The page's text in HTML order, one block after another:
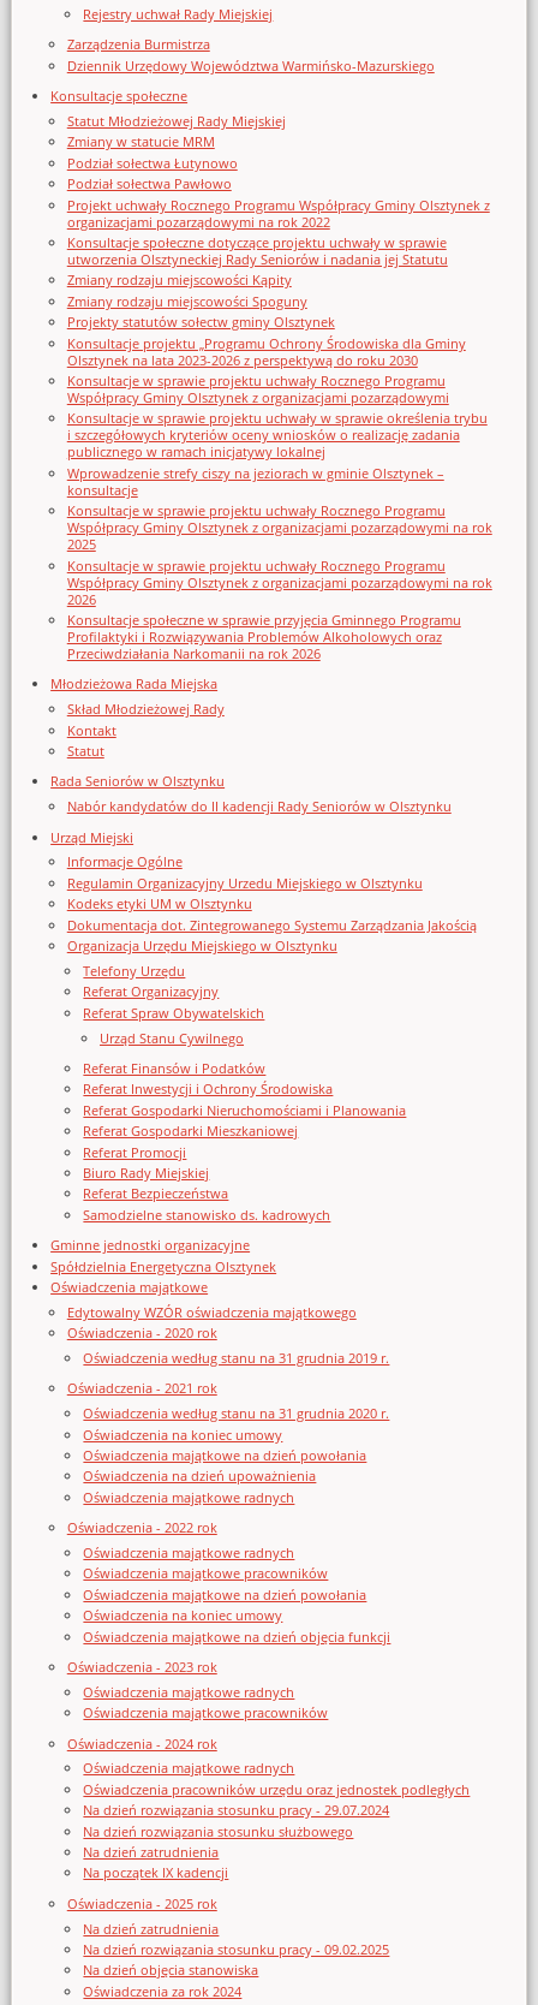
Rejestry uchwał Rady Miejskiej
Zarządzenia Burmistrza
Dziennik Urzędowy Województwa Warmińsko-Mazurskiego
Konsultacje społeczne
Statut Młodzieżowej Rady Miejskiej
Zmiany w statucie MRM
Podział sołectwa Łutynowo
Podział sołectwa Pawłowo
Projekt uchwały Rocznego Programu Współpracy Gminy Olsztynek z
organizacjami pozarządowymi na rok 2022
Konsultacje społeczne dotyczące projektu uchwały w sprawie
utworzenia Olsztyneckiej Rady Seniorów i nadania jej Statutu
Zmiany rodzaju miejscowości Kąpity
Zmiany rodzaju miejscowości Spoguny
Projekty statutów sołectw gminy Olsztynek
Konsultacje projektu „Programu Ochrony Środowiska dla Gminy
Olsztynek na lata 2023-2026 z perspektywą do roku 2030
Konsultacje w sprawie projektu uchwały Rocznego Programu
Współpracy Gminy Olsztynek z organizacjami pozarządowymi
Konsultacje w sprawie projektu uchwały w sprawie określenia trybu
i szczegółowych kryteriów oceny wniosków o realizację zadania
publicznego w ramach inicjatywy lokalnej
Wprowadzenie strefy ciszy na jeziorach w gminie Olsztynek –
konsultacje
Konsultacje w sprawie projektu uchwały Rocznego Programu
Współpracy Gminy Olsztynek z organizacjami pozarządowymi na rok
2025
Konsultacje w sprawie projektu uchwały Rocznego Programu
Współpracy Gminy Olsztynek z organizacjami pozarządowymi na rok
2026
Konsultacje społeczne w sprawie przyjęcia Gminnego Programu
Profilaktyki i Rozwiązywania Problemów Alkoholowych oraz
Przeciwdziałania Narkomanii na rok 2026
Młodzieżowa Rada Miejska
Skład Młodzieżowej Rady
Kontakt
Statut
Rada Seniorów w Olsztynku
Nabór kandydatów do II kadencji Rady Seniorów w Olsztynku
Urząd Miejski
Informacje Ogólne
Regulamin Organizacyjny Urzedu Miejskiego w Olsztynku
Kodeks etyki UM w Olsztynku
Dokumentacja dot. Zintegrowanego Systemu Zarządzania Jakością
Organizacja Urzędu Miejskiego w Olsztynku
Telefony Urzędu
Referat Organizacyjny
Referat Spraw Obywatelskich
Urząd Stanu Cywilnego
Referat Finansów i Podatków
Referat Inwestycji i Ochrony Środowiska
Referat Gospodarki Nieruchomościami i Planowania
Referat Gospodarki Mieszkaniowej
Referat Promocji
Biuro Rady Miejskiej
Referat Bezpieczeństwa
Samodzielne stanowisko ds. kadrowych
Gminne jednostki organizacyjne
Spółdzielnia Energetyczna Olsztynek
Oświadczenia majątkowe
Edytowalny WZÓR oświadczenia majątkowego
Oświadczenia - 2020 rok
Oświadczenia według stanu na 31 grudnia 2019 r.
Oświadczenia - 2021 rok
Oświadczenia według stanu na 31 grudnia 2020 r.
Oświadczenia na koniec umowy
Oświadczenia majątkowe na dzień powołania
Oświadczenia na dzień upoważnienia
Oświadczenia majątkowe radnych
Oświadczenia - 2022 rok
Oświadczenia majątkowe radnych
Oświadczenia majątkowe pracowników
Oświadczenia majątkowe na dzień powołania
Oświadczenia na koniec umowy
Oświadczenia majątkowe na dzień objęcia funkcji
Oświadczenia - 2023 rok
Oświadczenia majątkowe radnych
Oświadczenia majątkowe pracowników
Oświadczenia - 2024 rok
Oświadczenia majątkowe radnych
Oświadczenia pracowników urzędu oraz jednostek podległych
Na dzień rozwiązania stosunku pracy - 29.07.2024
Na dzień rozwiązania stosunku służbowego
Na dzień zatrudnienia
Na początek IX kadencji
Oświadczenia - 2025 rok
Na dzień zatrudnienia
Na dzień rozwiązania stosunku pracy - 09.02.2025
Na dzień objęcia stanowiska
Oświadczenia za rok 2024